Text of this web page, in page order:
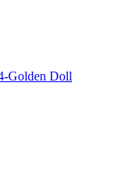
Golden Doll